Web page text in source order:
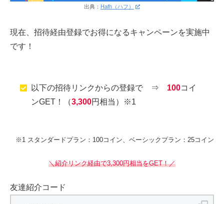
出典： Hafh（ハフ）
現在、招待経由登録でお得になるキャンペーンを実施中
です！
以下の招待リンクからの登録で ⇒ 100コイ
ンGET！（3,300円相当）※1
※1 スタンダードプラン：100コイン、ベーシックプラン：25コイン
＼紹介リンク経由で3,300円相当をGET！／
友達紹介コード